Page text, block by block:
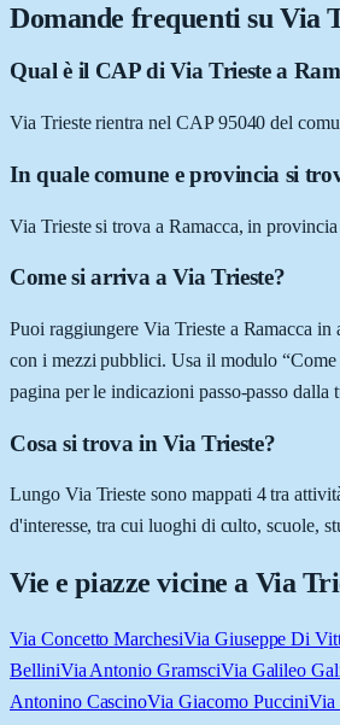
Domande frequenti su Via
Qual è il CAP di Via Trieste a
Via Trieste rientra nel CAP 95040 del
In quale comune e provincia si
Via Trieste si trova a Ramacca, in
Come si arriva a Via Trieste?
Puoi raggiungere Via Trieste a Ramacca
con i mezzi pubblici. Usa il modulo “Come
pagina per le indicazioni passo-passo dalla
Cosa si trova in Via Trieste?
Lungo Via Trieste sono mappati 4 tra
d'interesse, tra cui luoghi di culto, scuole,
Vie e piazze vicine a Via
Via Concetto MarchesiVia Giuseppe Di
BelliniVia Antonio GramsciVia Galileo
Antonino CascinoVia Giacomo PucciniVia